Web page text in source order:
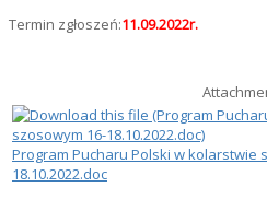
Termin zgłoszeń:11.09.2022r.
Program Pucharu Polski w kolarstwie
18.10.2022.doc